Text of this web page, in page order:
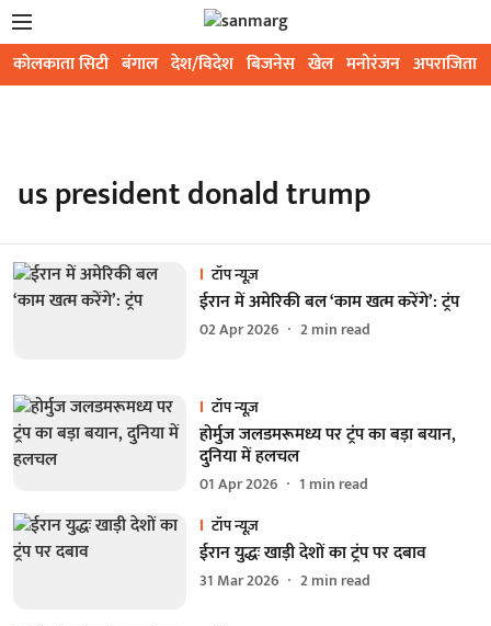
कोलकाता सिटी बंगाल देश/विदेश बिजनेस खेल मनोरंजन अपराजिता
us president donald trump
टॉप न्यूज़
ईरान में अमेरिकी बल ‘काम खत्म करेंगे’: ट्रंप
02 Apr 2026 2min read
टॉप न्यूज़
होर्मुज जलडमरूमध्य पर ट्रंप का बड़ा बयान,
दुनिया में हलचल
01 Apr 2026 1 min read
टॉप न्यूज़
ईरान युद्धः खाड़ी देशों का ट्रंप पर दबाव
31 Mar 2026 2min read